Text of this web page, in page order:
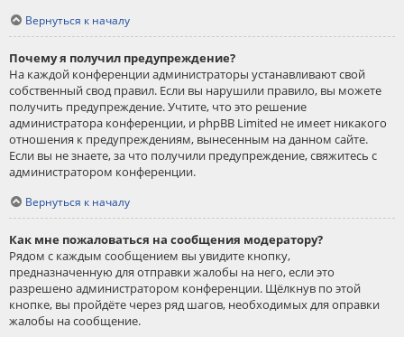
Вернуться к началу
Почему я получил предупреждение?
На каждой конференции администраторы устанавливают свой
собственный свод правил. Если вы нарушили правило, вы можете
получить предупреждение. Учтите, что это решение
администратора конференции, и phpBB Limited не имеет никакого
отношения к предупреждениям, вынесенным на данном сайте.
Если вы не знаете, за что получили предупреждение, свяжитесь с
администратором конференции.
Вернуться к началу
Как мне пожаловаться на сообщения модератору?
Рядом с каждым сообщением вы увидите кнопку,
предназначенную для отправки жалобы на него, если это
разрешено администратором конференции. Щёлкнув по этой
кнопке, вы пройдёте через ряд шагов, необходимых для оправки
жалобы на сообщение.